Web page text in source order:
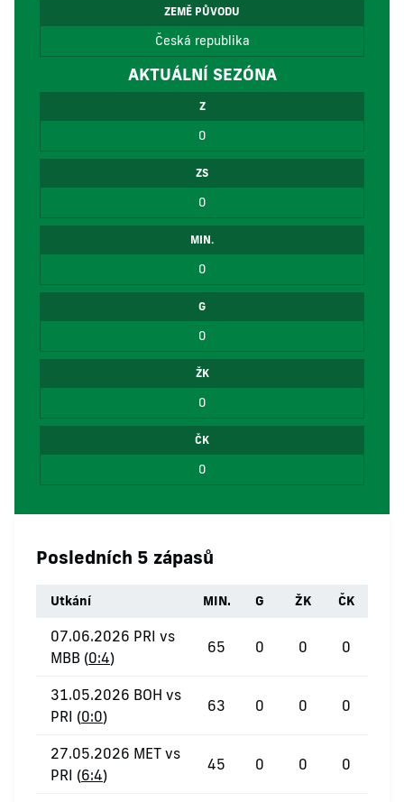
ZEMĚ PŮVODU
Česká republika
AKTUÁLNÍ SEZÓNA
Z
0
ZS
0
MIN.
0
G
0
ŽK
0
ČK
0
Posledních 5 zápasů
Utkání MIN. G ŽK ČK
07.06.2026 PRI vs
MBB (0:4)
65 0 0 0
31.05.2026 BOH vs
PRI (0:0)
63 0 0 0
27.05.2026 MET vs
PRI (6:4)
45 0 0 0